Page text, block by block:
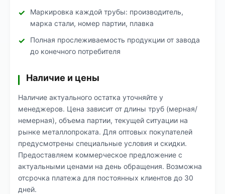
Маркировка каждой трубы: производитель,
марка стали, номер партии, плавка
Полная прослеживаемость продукции от завода
до конечного потребителя
Наличие и цены
Наличие актуального остатка уточняйте у
менеджеров. Цена зависит от длины труб (мерная/
немерная), объема партии, текущей ситуации на
рынке металлопроката. Для оптовых покупателей
предусмотрены специальные условия и скидки.
Предоставляем коммерческое предложение с
актуальными ценами на день обращения. Возможна
отсрочка платежа для постоянных клиентов до 30
дней.